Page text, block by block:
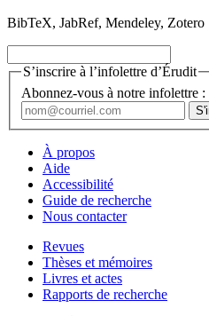
BibTeX, JabRef, Mendeley, Zotero
S’inscrire à l’infolettre d’Érudit
Abonnez-vous à notre infolettre :
À propos
Aide
Accessibilité
Guide de recherche
Nous contacter
Revues
Thèses et mémoires
Livres et actes
Rapports de recherche